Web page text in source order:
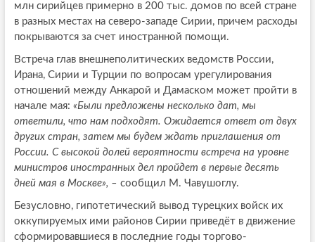
млн сирийцев примерно в 200 тыс. домов по всей стране
в разных местах на северо-западе Сирии, причем расходы
покрываются за счет иностранной помощи.
Встреча глав внешнеполитических ведомств России,
Ирана, Сирии и Турции по вопросам урегулирования
отношений между Анкарой и Дамаском может пройти в
начале мая: «Были предложены несколько дат, мы
ответили, что нам подходят. Ожидается ответ от двух
других стран, затем мы будем ждать приглашения от
России. С высокой долей вероятности встреча на уровне
министров иностранных дел пройдет в первые десять
дней мая в Москве», – сообщил М. Чавушоглу.
Безусловно, гипотетический вывод турецких войск их
оккупируемых ими районов Сирии приведёт в движение
сформировавшиеся в последние годы торгово-